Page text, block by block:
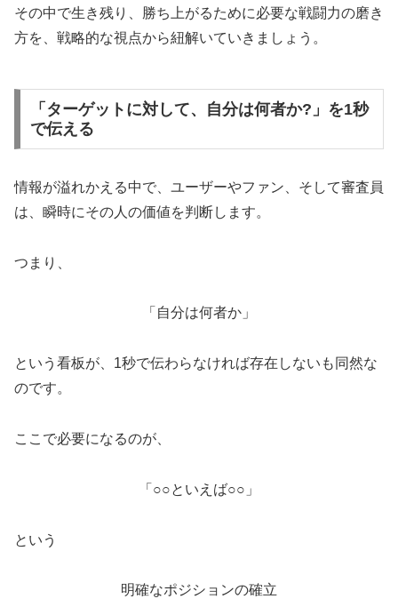
その中で生き残り、勝ち上がるために必要な戦闘力の磨き
方を、戦略的な視点から紐解いていきましょう。
「ターゲットに対して、自分は何者か?」を1秒
で伝える
情報が溢れかえる中で、ユーザーやファン、そして審査員
は、瞬時にその人の価値を判断します。
つまり、
「自分は何者か」
という看板が、1秒で伝わらなければ存在しないも同然な
のです。
ここで必要になるのが、
「○○といえば○○」
という
明確なポジションの確立